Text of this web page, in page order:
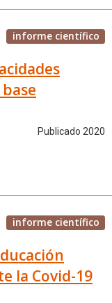
informe científico
Publicado 2020
informe científico
la Covid-19